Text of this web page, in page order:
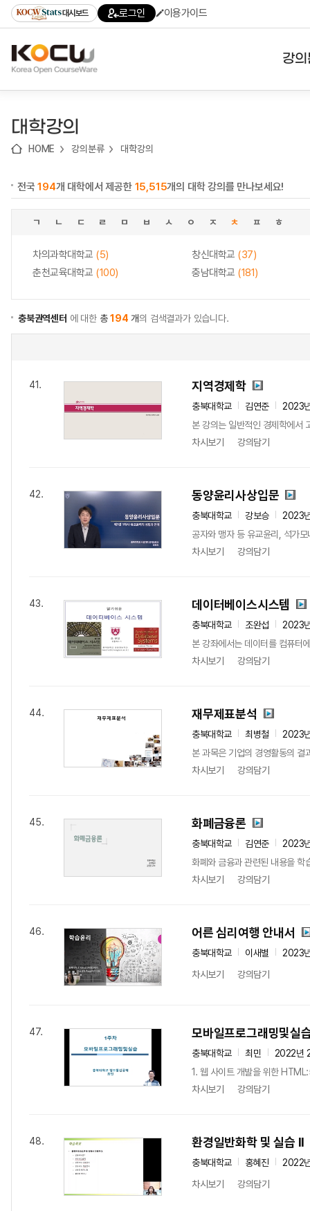
기
기
기
content)
가
대시보드 로그인 이용가이드
강
대학강의
HOME 강의분류 대학강의
전국194개 대학에서 제공한 15,515개의 대학 강의를 만나보세요!
ㄱ ㄴ ㄷ ㄹ ㅁ ㅂ ㅅ ㅇ ㅈ ㅊ ㅍ ㅎ
차의과학대학교 (5) 창신대학교 (37)
춘천교육대학교 (100) 충남대학교 (181)
충북권역센터 에 대한총194 개의 검색결과가 있습니다.
41. 지역경제학
충북대학교 김연준
2023
본 강의는 일반적인 경제학에서
차시보기
강의담기
42. 동양윤리사상입문
충북대학교 강보승
2023
공자와 맹자 등 유교윤리, 석가
차시보기
강의담기
43. 데이터베이스시스템
충북대학교 조완섭
2023
본 강좌에서는 데이터를 컴퓨터
차시보기
강의담기
44. 재무제표분석
충북대학교 최병철
2023
본 과목은 기업의 경영활동의 결
차시보기
강의담기
45. 화폐금융론
충북대학교 김연준
2023
화폐와 금융과 관련된 내용을 학
차시보기
강의담기
46. 어른 심리여행 안내서
충북대학교 이새별
2023
차시보기
강의담기
47. 모바일프로그래밍및실
충북대학교 최민
2022년
1. 웹 사이트 개발을 위한
차시보기
강의담기
48. 환경일반화학 및 실습 II
충북대학교 홍혜진
2022
차시보기
강의담기